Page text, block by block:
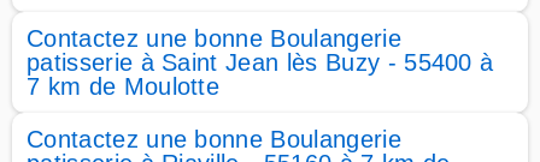
Contactez une bonne Boulangerie
patisserie à Saint Jean lès Buzy - 55400 à
7 km de Moulotte
Contactez une bonne Boulangerie